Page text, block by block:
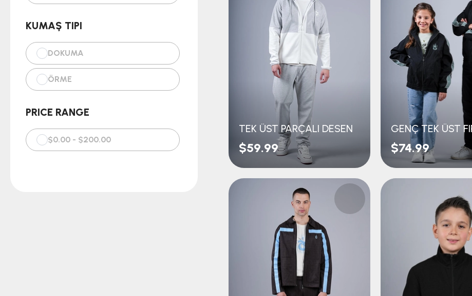
KUMAŞ TIPI
DOKUMA
ÖRME
PRICE RANGE
$0.00 - $200.00
TEK ÜST PARÇALI DESEN
$59.99 $74.99